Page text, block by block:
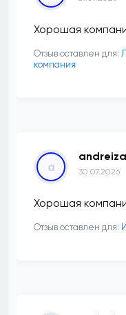
Хорошая
Отзыв оставлен для:
компания
a 30.07.2026
Хорошая
Отзыв оставлен для: